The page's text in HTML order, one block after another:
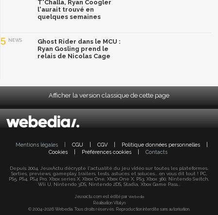
T'Challa, Ryan Coogler
l'aurait trouvé en
quelques semaines
5 NEWS
Ghost Rider dans le MCU :
Ryan Gosling prend le
relais de Nicolas Cage
Afficher la version classique de cette page
Mentions légales CGU CGV Politique données personnelles
Cookies
Préférences cookies Contacts
Depuis 2004, JeuxActu décrypte l'actualité du jeu vidéo sur toutes les plateformes.
Sorties, previews, gameplay, trailers, tests, astuces et soluces... on vous dit tout ! PC,
PS5, PS4, PS4 Pro, Xbox series X, Xbox One, Xbox One X, PS3, Xbox 360, Nintendo Switch,
Wii U, Nintendo 3DS, Nintendo 2DS, Stadia, Xbox Game Pass...
Jeuxactu.com est édité par Webedia
Réalisation Vitalyn
© 2004-2026 Webedia. Tous droits réservés. Reproduction interdite sans autorisation.